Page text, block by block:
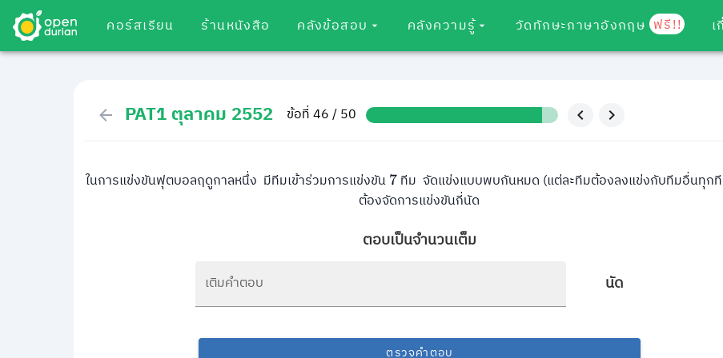
คอร์สเรียน ร้านหนังสือ คลังข้อสอบ คลังความรู้ วัดทักษะภาษาอังกฤษ ฟรี!!
PAT1 ตุลาคม 2552 ข้อที่ 46 / 50
ในการแข่งขันฟุตบอลฤดูกาลหนึ่ง มีทีมเข้าร่วมการแข่งขัน7ทีม จัดแข่งแบบพบกันหมด (แต่ละทีมต้องลงแข่งกับทีมอื่นทุก
ต้องจัดการแข่งขันกี่นัด
ตอบเป็นจำนวนเต็ม
เติมคำตอบ นัด
ตรวจคำตอบ